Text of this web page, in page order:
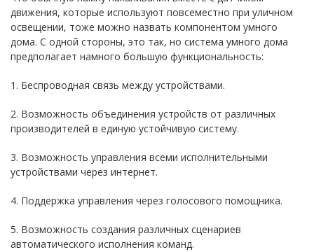
движения, которые используют повсеместно при уличном
освещении, тоже можно назвать компонентом умного
дома. С одной стороны, это так, но система умного дома
предполагает намного большую функциональность:
1. Беспроводная связь между устройствами.
2. Возможность объединения устройств от различных
производителей в единую устойчивую систему.
3. Возможность управления всеми исполнительными
устройствами через интернет.
4. Поддержка управления через голосового помощника.
5. Возможность создания различных сценариев
автоматического исполнения команд.